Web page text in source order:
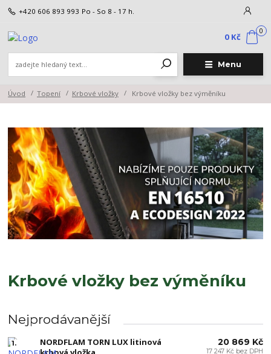
Menu
+420 606 893 993 Po - So 8 - 17 h.
0
0 Kč
Úvod Topení Krbové vložky Krbové vložky bez výměníku
Krbové vložky bez výměníku
Nejprodávanější
1.
NORDFLAM TORN LUX litinová
20 869 Kč
17 247 Kč bez DPH